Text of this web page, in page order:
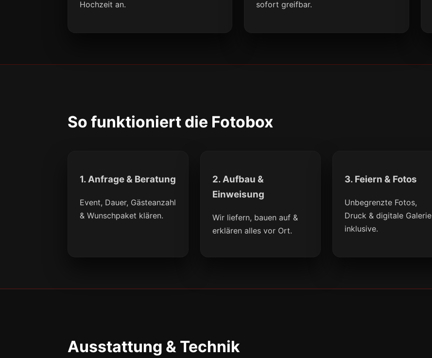
Hochzeit an.
sofort greifbar.
So funktioniert die Fotobox
1. Anfrage & Beratung
Event, Dauer, Gästeanzahl
& Wunschpaket klären.
2. Aufbau &
Einweisung
Wir liefern, bauen auf &
erklären alles vor Ort.
3. Feiern & Fotos
Unbegrenzte Fotos,
Druck & digitale Galerie
inklusive.
Ausstattung & Technik